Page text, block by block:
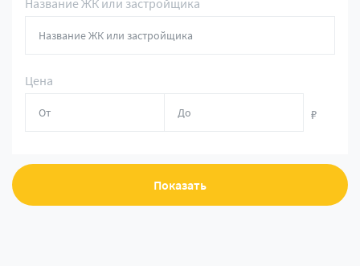
Название ЖК или застройщика
Цена
₽
Показать